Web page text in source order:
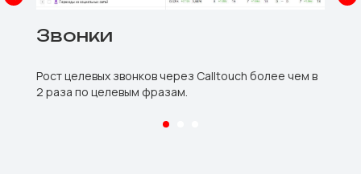
Звонки
Рост целевых звонков через Calltouch более чем в
2 раза по целевым фразам.